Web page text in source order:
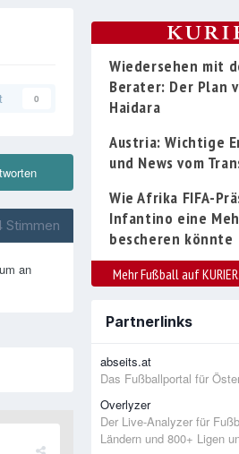
0
Stimmen
an
Wiedersehen mit
Berater: Der Plan
Haidara
Austria: Wichtige
und News vom
Wie Afrika FIFA-
Infantino eine
bescheren könnte
Mehr Fußball auf
Partnerlinks
abseits.at
Das Fußballportal für
Overlyzer
Der Live-Analyzer für
Ländern und 800+ Ligen